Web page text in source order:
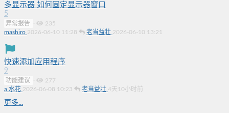
多显示器 如何固定显示器窗口
5
异常报告 ·
235
mashiro 2026-06-10 11:28 老当益壮 2026-06-10 13:21
快速添加应用程序
9
功能建议 ·
277
a 水花 2026-06-08 10:23 老当益壮 4天10小时前
更多...